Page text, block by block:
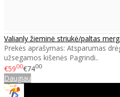
Valianly žieminė striukė/paltas
Prekės aprašymas: Atsparumas
užsegamos kišenės Pagrindi..
€5900€7400
Daugiau